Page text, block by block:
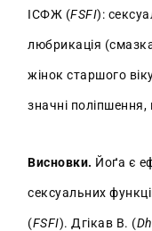
ІСФЖ (FSFI):
любрикація
жінок старшого
значні
Висновки. Йоґа є
сексуальних
(FSFI). Дгікав В. (